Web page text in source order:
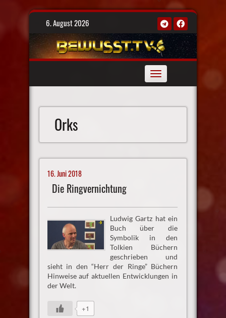
Skip
6. August 2026
Toggle
navigation
Orks
16. Juni 2018
Die Ringvernichtung
Ludwig Gartz hat ein
Buch über die
Symbolik in den
Tolkien Büchern
geschrieben und
sieht in den “Herr der Ringe” Büchern
Hinweise auf aktuellen Entwicklungen in
der Welt.
+1